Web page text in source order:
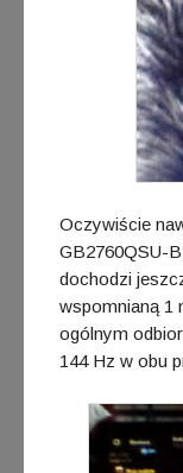
Oczywiście
GB2760QSU-
dochodzi
wspomnianą 1
ogólnym
144 Hz w obu